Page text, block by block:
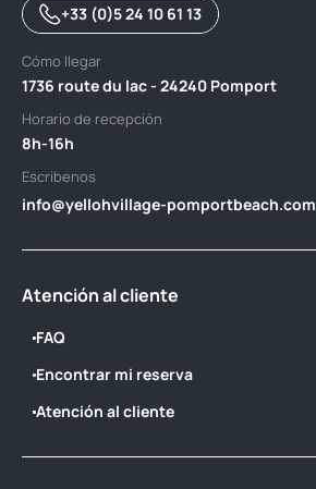
+33 (0)5 24 10 61 13
Cómo llegar
1736 route du lac - 24240 Pomport
Horario de recepción
8h-16h
Escribenos
info@yellohvillage-pomportbeach.com
Atención al cliente
FAQ
Encontrar mi reserva
Atención al cliente